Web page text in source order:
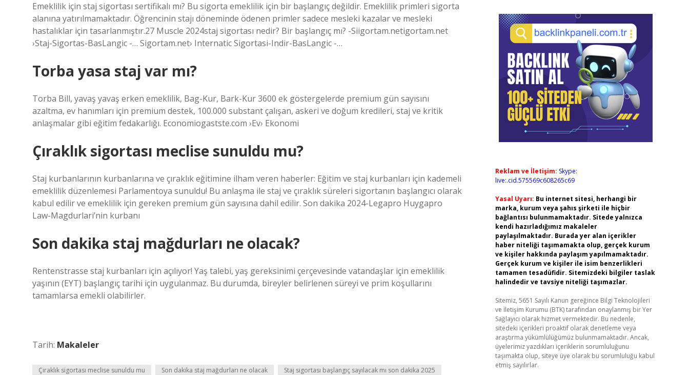
Emeklilik için staj sigortası sertifikalı mı? Bu sigorta emeklilik için bir başlangıç ​​değildir. Emeklilik primleri sigorta
alanına yatırılmamaktadır. Öğrencinin stajı döneminde ödenen primler sadece mesleki kazalar ve mesleki
hastalıklar için tasarlanmıştır.27 Muscle 2024staj sigortası nedir? Bir başlangıç ​​mı? -Siigortam.netigortam.net
›Staj-Sigortas-BasLangic -… Sigortam.net› Internatic Sigortasi-Indir-BasLangic -…
Torba yasa staj var mı?
Torba Bill, yavaş yavaş erken emeklilik, Bag-Kur, Bark-Kur 3600 ek göstergelerde premium gün sayısını
azaltma, ev hanımları için premium destek, 100.000 substant çalışan, askeri ve doğum kredileri, staj ve kritik
anlaşmalar gibi eğitim fedakarlığı. Economiogastste.com ›Ev› Ekonomi
Çıraklık sigortası meclise sunuldu mu?
Staj kurbanlarının kurbanlarına ve çıraklık eğitimine ilham veren haberler: Eğitim ve staj kurbanları için kademeli
emeklilik düzenlemesi Parlamentoya sunuldu! Bu anlaşma ile staj ve çıraklık süreleri sigortanın başlangıcı olarak
kabul edilir ve emeklilik için gereken premium gün sayısına dahil edilir. Son dakika 2024-Legapro Huygapro
Law-Magdurlari’nin kurbanı
Son dakika staj mağdurları ne olacak?
Rentenstrasse staj kurbanları için açılıyor! Yaş talebi, yaş gereksinimi çerçevesinde vatandaşlar için emeklilik
yaşının (EYT) başlangıç ​​tarihi için uygulanmaz. Bu durumda, bireyler belirlenen süreyi ve prim koşullarını
tamamlarsa emekli olabilirler.
Tarih: Makaleler
Çıraklık sigortası meclise sunuldu mu Son dakika staj mağdurları ne olacak Staj sigortası başlangıç sayılacak mı son dakika 2025
Reklam ve İletişim: Skype:
live:.cid.575569c608265c69
Yasal Uyarı: Bu internet sitesi, herhangi bir
marka, kurum veya şahıs şirketi ile hiçbir
bağlantısı bulunmamaktadır. Sitede yalnızca
kendi hazırladığımız makaleler
paylaşılmaktadır. Burada yer alan içerikler
haber niteliği taşımamakta olup, gerçek kurum
ve kişiler hakkında paylaşım yapılmamaktadır.
Gerçek kurum ve kişiler ile isim benzerlikleri
tamamen tesadüfidir. Sitemizdeki bilgiler taslak
halindedir ve tavsiye niteliği taşımazlar.
Sitemiz, 5651 Sayılı Kanun gereğince Bilgi Teknolojileri
ve İletişim Kurumu (BTK) tarafından onaylanmış bir Yer
Sağlayıcı olarak hizmet vermektedir. Bu nedenle,
sitedeki içerikleri proaktif olarak denetleme veya
araştırma yükümlülüğümüz bulunmamaktadır. Ancak,
üyelerimiz yazdıkları içeriklerin sorumluluğunu
taşımakta olup, siteye üye olarak bu sorumluluğu kabul
etmiş sayılırlar.